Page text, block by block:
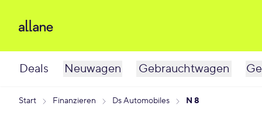
Deals Neuwagen Gebrauchtwagen
Start Finanzieren Ds Automobiles N 8